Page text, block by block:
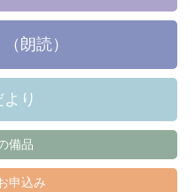
朗読）
り
備品
申込み